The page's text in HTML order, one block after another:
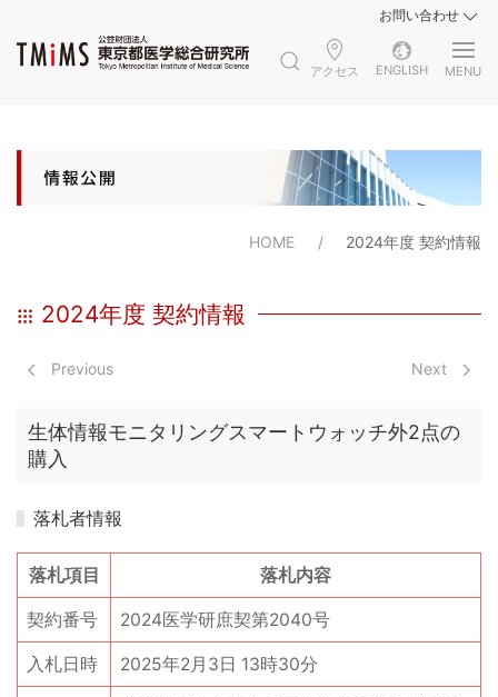
お問い合わせ
アクセス ENGLISH MENU
HOME 2024年度 契約情報
2024年度 契約情報
Previous Next
生体情報モニタリングスマートウォッチ外2点の
購入
落札者情報
落札項目 落札内容
契約番号 2024医学研庶契第2040号
入札日時 2025年2月3日 13時30分